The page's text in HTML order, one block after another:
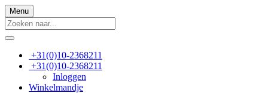
Menu
+31(0)10-2368211
+31(0)10-2368211
Inloggen
Winkelmandje